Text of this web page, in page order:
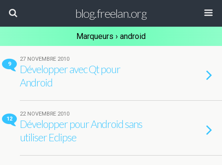
blog.freelan.org
Marqueurs › android
9
27 NOVEMBRE 2010
Développer avec Qt pour
Android
12
22 NOVEMBRE 2010
Développer pour Android sans
utiliser Eclipse